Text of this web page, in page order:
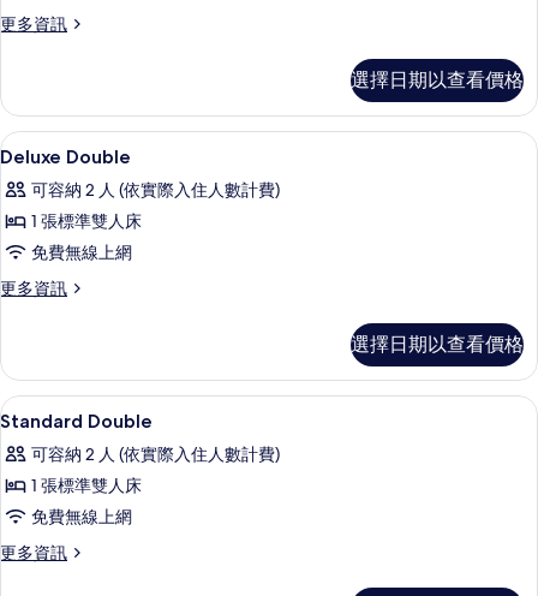
庭
床
房
的
所
有
相
片
更多資訊
更
家
庭
雙
房
的
情
選擇日期以查看價格
顯
示
Deluxe
Double
的
所
片
高級寢具、客房內保險箱、書桌、遮
11
Deluxe Double
可容納 2 人 (依實際入住人數計費)
1 張標準雙人床
免費無線上網
更多資訊
更
的
詳
情
選擇日期以查看價格
顯
示
Standard
Double
的
所
高級寢具、客房內保險箱、書桌、遮
10
Standard Double
可容納 2 人 (依實際入住人數計費)
1 張標準雙人床
免費無線上網
更多資訊
更